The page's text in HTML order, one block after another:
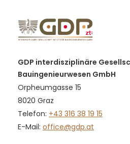
GDP interdisziplinäre
Bauingenieurwesen GmbH
Orpheumgasse 15
8020 Graz
Telefon: +43 316 38 19 15
E-Mail: office@gdp.at